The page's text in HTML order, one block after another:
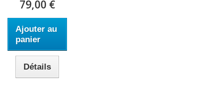
79,00 €
Ajouter au
panier
Détails